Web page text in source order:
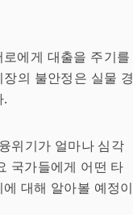
에게 대출을 주기를
의 불안정은 실물 경
위기가 얼마나 심각
국가들에게 어떤 타
대해 알아볼 예정이